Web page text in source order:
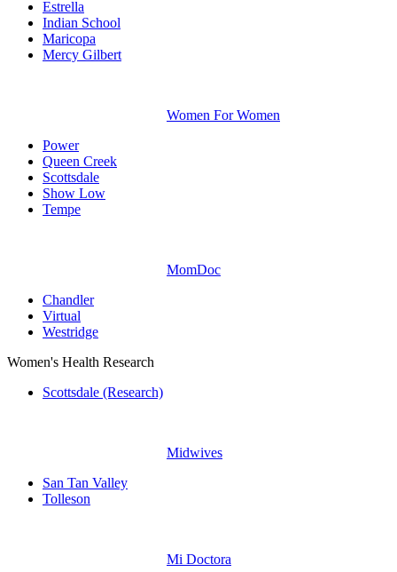
Estrella
Indian School
Maricopa
Mercy Gilbert
Women For Women
Power
Queen Creek
Scottsdale
Show Low
Tempe
MomDoc
Chandler
Virtual
Westridge
Women's Health Research
Scottsdale (Research)
Midwives
San Tan Valley
Tolleson
Mi Doctora